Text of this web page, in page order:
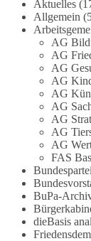
aufgearbeitet.
Auch in
heute auf
❓ Wie wurden
getroffen?
❓ Welche
welche nicht?
❓Und wer
massiven
Unternehmen
Rechtsstaat?
Aktuelles
Allgemein
AG
AG
AG
AG
AG
AG
AG
AG
AG
FAS
BuPa-
dieBasis